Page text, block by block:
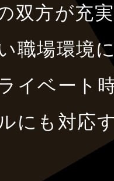
双方が充
職場環境
イベート
にも対応